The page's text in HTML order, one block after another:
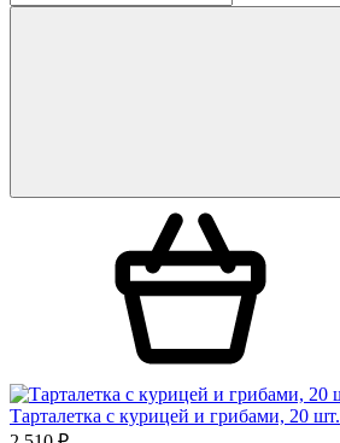
Тарталетка с курицей и грибами, 20 шт.